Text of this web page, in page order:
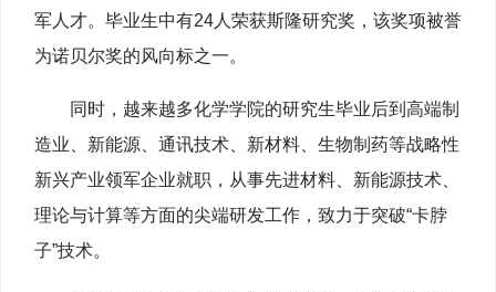
军人才。毕业生中有24人荣获斯隆研究奖，该奖项被誉
为诺贝尔奖的风向标之一。
同时，越来越多化学学院的研究生毕业后到高端制
造业、新能源、通讯技术、新材料、生物制药等战略性
新兴产业领军企业就职，从事先进材料、新能源技术、
理论与计算等方面的尖端研发工作，致力于突破“卡脖
子”技术。